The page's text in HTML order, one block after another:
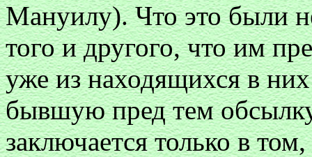
Мануилу). Что это были
того и другого, что им
уже из находящихся в
бывшую пред тем
заключается только в